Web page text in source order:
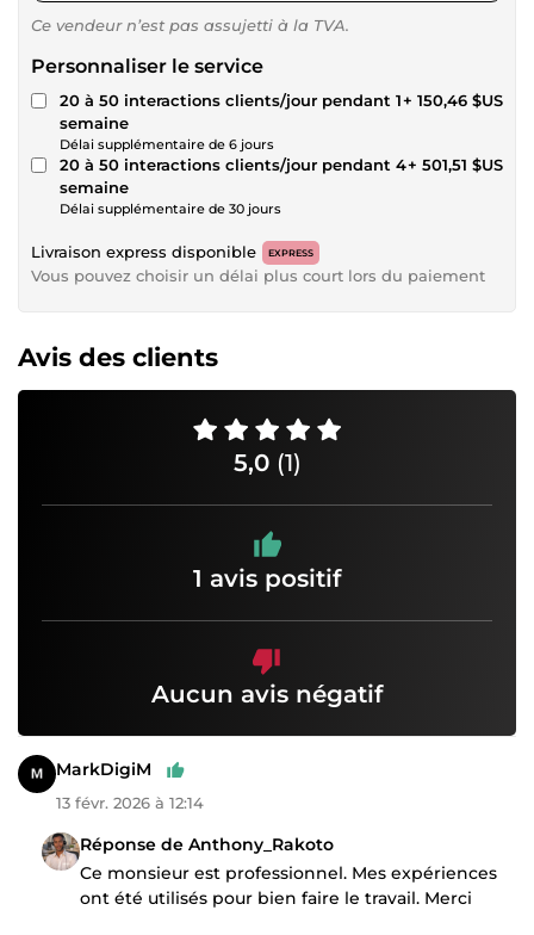
Ce vendeur n’est pas assujetti à la TVA.
Personnaliser le service
20 à 50 interactions clients/jour pendant 1
semaine
Délai supplémentaire de 6 jours
+ 150,46 $US
20 à 50 interactions clients/jour pendant 4
semaine
Délai supplémentaire de 30 jours
+ 501,51 $US
Livraison express disponible EXPRESS
Vous pouvez choisir un délai plus court lors du paiement
Avis des clients
5,0 (1)
1 avis positif
Aucun avis négatif
MarkDigiM
13 févr. 2026 à 12:14
Réponse de Anthony_Rakoto
Ce monsieur est professionnel. Mes expériences
ont été utilisés pour bien faire le travail. Merci